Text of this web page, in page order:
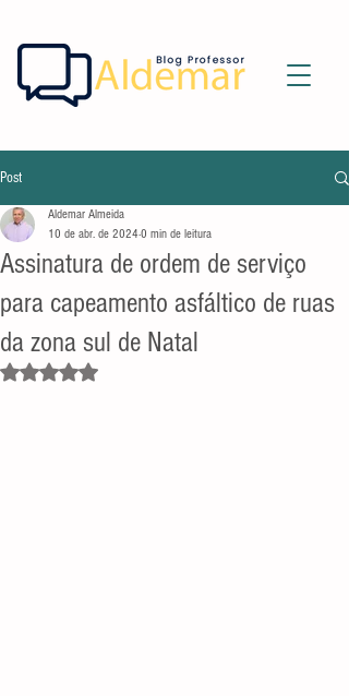
Post
Assinatura de ordem de serviço
para capeamento asfáltico de ruas
da zona sul de Natal
Aldemar Almeida
10 de abr. de 2024 0 min de leitura
Avaliado com NaN de 5 estrelas.